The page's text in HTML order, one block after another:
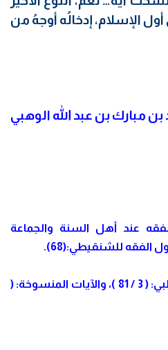
الإسلام، إدخالُه أوجهُ من
عند أهل السنة والجماعة
(2 ) انظر: الموافقات للشاطبي: ( 3 / 81 )، والآيات المنسوخة: (